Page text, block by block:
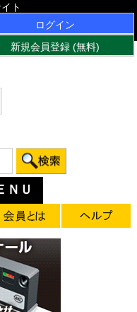
ト
ログイン
新規会員登録 (無料)
ＮＵ